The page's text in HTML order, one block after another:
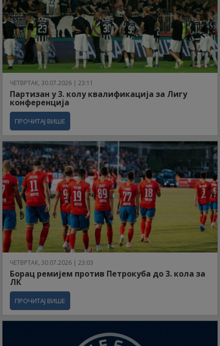
ЧЕТВРТАК, 30.07.2026 | 23:11
Партизан у 3. колу квалификација за Лигу
конференција
ПРОЧИТАЈ ВИШЕ
ЧЕТВРТАК, 30.07.2026 | 23:03
Борац ремијем против Петрокуба до 3. кола за
ЛК
ПРОЧИТАЈ ВИШЕ